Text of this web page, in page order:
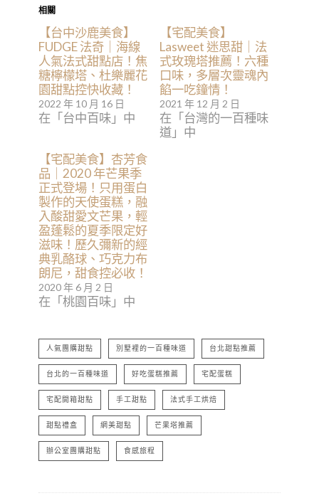
相關
【台中沙鹿美食】
FUDGE 法奇｜海線
人氣法式甜點店！焦
糖檸檬塔、杜樂麗花
園甜點控快收藏！
2022 年 10 月 16 日
在「台中百味」中
【宅配美食】
Lasweet 迷思甜｜法
式玫瑰塔推薦！六種
口味，多層次靈魂內
餡一吃鐘情！
2021 年 12 月 2 日
在「台灣的一百種味
道」中
【宅配美食】杏芳食
品｜2020 年芒果季
正式登場！只用蛋白
製作的天使蛋糕，融
入酸甜愛文芒果，輕
盈蓬鬆的夏季限定好
滋味！歷久彌新的經
典乳酪球、巧克力布
朗尼，甜食控必收！
2020 年 6 月 2 日
在「桃園百味」中
人氣團購甜點 別墅裡的一百種味道 台北甜點推薦
台北的一百種味道 好吃蛋糕推薦 宅配蛋糕
宅配開箱甜點 手工甜點 法式手工烘焙
甜點禮盒 網美甜點 芒果塔推薦
辦公室團購甜點 食感旅程